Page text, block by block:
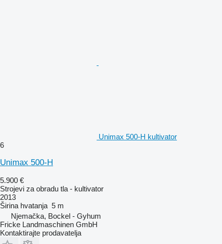
Unimax 500-H kultivator
6
Unimax 500-H
5.900 €
Strojevi za obradu tla - kultivator
2013
Širina hvatanja 5 m
Njemačka, Bockel - Gyhum
Fricke Landmaschinen GmbH
Kontaktirajte prodavatelja